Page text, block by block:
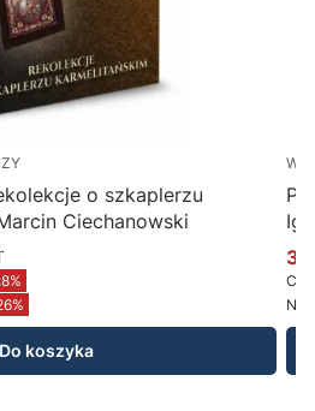
o szkaplerzu
Ciechanowski
Do koszyka